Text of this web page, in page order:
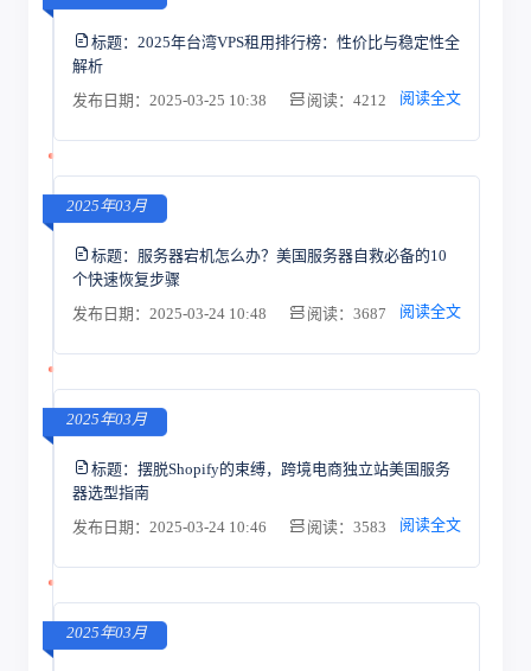
标题： 2025年台湾VPS租用排行榜：性价比与稳定性全
解析
发布日期：2025-03-25 10:38
阅读：4212 阅读全文
2025年03月
标题： 服务器宕机怎么办？美国服务器自救必备的10
个快速恢复步骤
发布日期：2025-03-24 10:48
阅读：3687 阅读全文
2025年03月
标题： 摆脱Shopify的束缚，跨境电商独立站美国服务
器选型指南
发布日期：2025-03-24 10:46
阅读：3583 阅读全文
2025年03月